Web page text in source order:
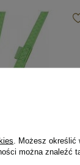
. Możesz
można znaleźć